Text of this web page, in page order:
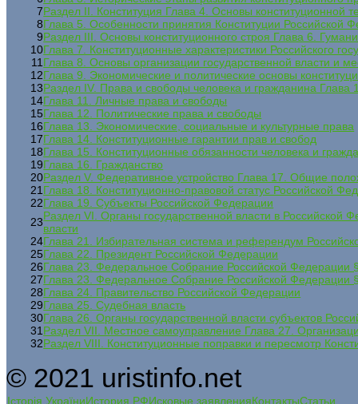
7Раздел II. Конституция Глава 4. Основы конституционной
8Глава 5. Особенности принятия Конституции Российской
9Раздел III. Основы конституционного строя Глава 6.
10Глава 7. Конституционные характеристики Российского
11 Глава 8. Основы организации государственной власти и
12Глава 9. Экономические и политические основы
13Раздел IV. Права и свободы человека и гражданина
14Глава 11. Личные права и свободы
15Глава 12. Политические права и свободы
16Глава 13. Экономические, социальные и культурные права
17Глава 14. Конституционные гарантии прав и свобод
18Глава 15. Конституционные обязанности человека и
19Глава 16. Гражданство
20Раздел V. Федеративное устройство Глава 17. Общие
21 Глава 18. Конституционно-правовой статус Российской
22Глава 19. Субъекты Российской Федерации
23Раздел VI. Органы государственной власти в Российской
власти
24Глава 21. Избирательная система и референдум
25Глава 22. Президент Российской Федерации
26Глава 23. Федеральное Собрание Российской Федерации
27Глава 23. Федеральное Собрание Российской
28Глава 24. Правительство Российской Федерации
29Глава 25. Судебная власть
30Глава 26. Органы государственной власти субъектов
31 Раздел VII. Местное самоуправление Глава 27.
32Раздел VIII. Конституционные поправки и пересмотр
© 2021 uristinfo.net
Історія УкраїниИстория РФИсковые заявленияКонтактыСтатьи